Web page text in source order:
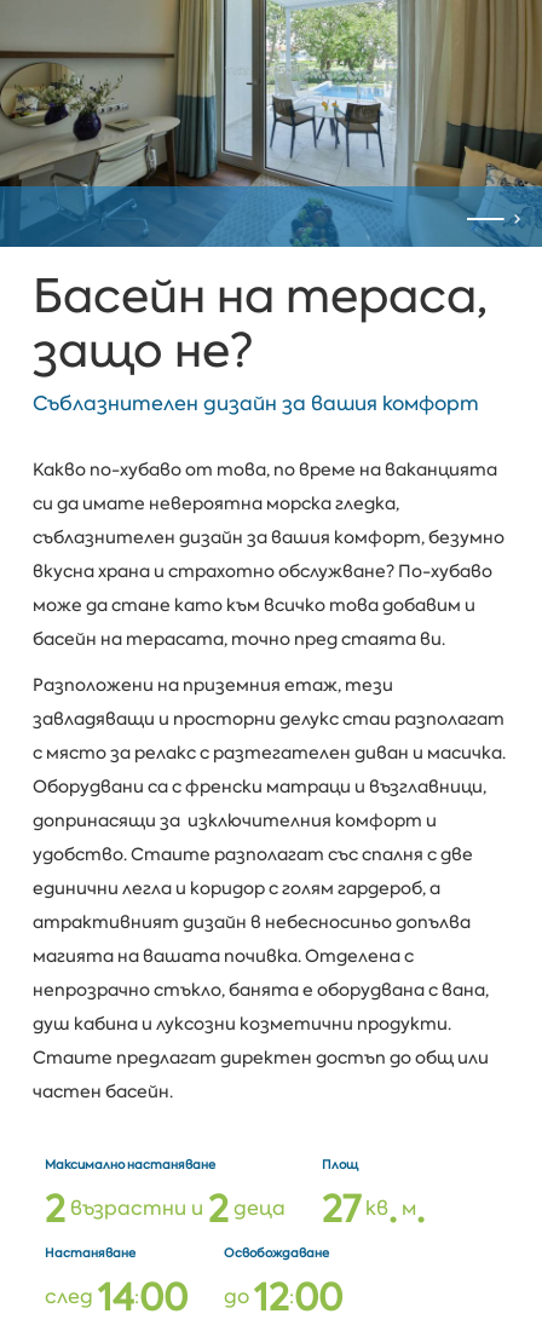
Басейн на тераса,
защо не?
Съблазнителен дизайн за вашия комфорт
Какво по-хубаво от това, по време на ваканцията
си да имате невероятна морска гледка,
съблазнителен дизайн за вашия комфорт, безумно
вкусна храна и страхотно обслужване? По-хубаво
може да стане като към всичко това добавим и
басейн на терасата, точно пред стаята ви.
Разположени на приземния етаж, тези
завладяващи и просторни делукс стаи разполагат
с място за релакс с разтегателен диван и масичка.
Оборудвани са с френски матраци и възглавници,
допринасящи за изключителния комфорт и
удобство. Стаите разполагат със спалня с две
единични легла и коридор с голям гардероб, а
атрактивният дизайн в небесносиньо допълва
магията на вашата почивка. Отделена с
непрозрачно стъкло, банята е оборудвана с вана,
душ кабина и луксозни козметични продукти.
Стаите предлагат директен достъп до общ или
частен басейн.
Максимално настаняване
2възрастни и 2деца
Площ
27кв. м.
Настаняване
след 14:00
Освобождаване
до12:00